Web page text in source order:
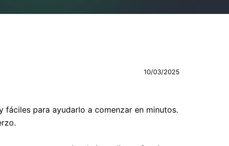
10/03/2025
para ayudarlo a comenzar en minutos.